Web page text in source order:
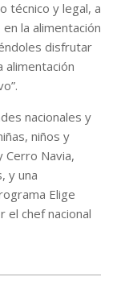
técnico y legal, a
la alimentación
disfrutar
alimentación
nacionales y
niños y
Cerro Navia,
y una
Elige
el chef nacional